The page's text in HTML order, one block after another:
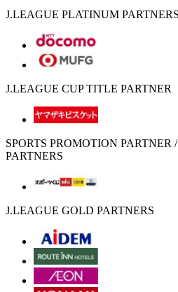
J.LEAGUE PLATINUM PARTNERS
J.LEAGUE CUP TITLE PARTNER
SPORTS PROMOTION PARTNER
PARTNERS
J.LEAGUE GOLD PARTNERS